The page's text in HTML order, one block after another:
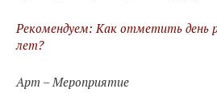
Рекомендуем: Как отметить день
лет?
Арт – Мероприятие